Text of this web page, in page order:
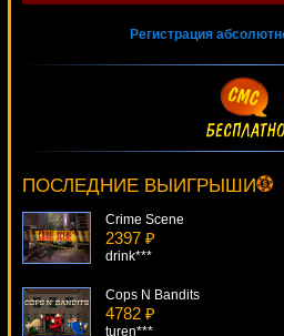
Регистрация
ПОСЛЕДНИЕ ВЫИГРЫШИ
Egoistik***
Crime Scene
2397 ₽
drink***
Cops N Bandits
4782 ₽
turen***